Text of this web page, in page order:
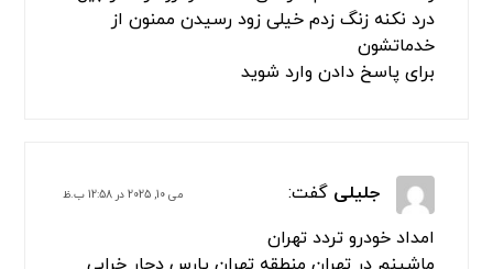
سلام من در تمامی این منطقه ها افسریه ، سه راه
افسریه ،ازادگان جنوب،پیروزی،امام
رضا،بسیج،بعثت،رستگاری
خدماتشون خیلی عالی است
برای پاسخ دادن وارد شوید